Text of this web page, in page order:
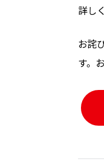
詳し
お詫
す。